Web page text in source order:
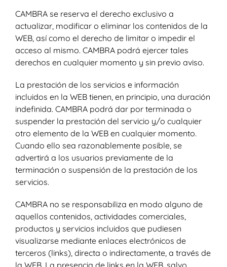
CAMBRA se reserva el derecho exclusivo a
actualizar, modificar o eliminar los contenidos de la
WEB, así como el derecho de limitar o impedir el
acceso al mismo. CAMBRA podrá ejercer tales
derechos en cualquier momento y sin previo aviso.
La prestación de los servicios e información
incluidos en la WEB tienen, en principio, una duración
indefinida. CAMBRA podrá dar por terminada o
suspender la prestación del servicio y/o cualquier
otro elemento de la WEB en cualquier momento.
Cuando ello sea razonablemente posible, se
advertirá a los usuarios previamente de la
terminación o suspensión de la prestación de los
servicios.
CAMBRA no se responsabiliza en modo alguno de
aquellos contenidos, actividades comerciales,
productos y servicios incluidos que pudiesen
visualizarse mediante enlaces electrónicos de
terceros (links), directa o indirectamente, a través de
la WEB. La presencia de links en la WEB, salvo